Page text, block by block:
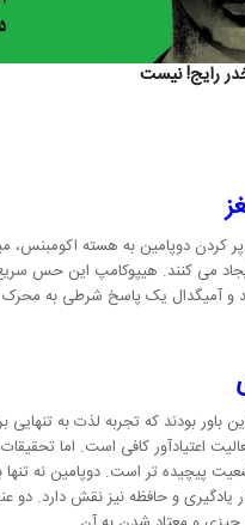
رایج! نیست
کردن دوپامین به هسته اکومبنس،
می کنند. هیپوکامپ این حس
و آمیگدال یک پاسخ شرطی به
باور بودند که تجربه لذت به تنهایی
اعتیادآور کافی است. اما
پیچیده تر است. دوپامین نه تنها
یادگیری و حافظه نیز نقش دارد. دو